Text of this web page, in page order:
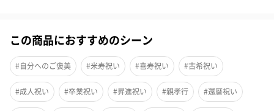
イタリアの木製腕時計「ECOS（エコス）」の木製腕時計
（Ladies' ダークブラウン×ダークブラウン EWS5）です。文
字盤にクリスタルを配し、カラーはダークブラウンを採用したフ
ォーマル感溢れるモデル（中型サイズ）。クラフト紙箱付きでギ
フトにもおすすめ。
この商品におすすめのシーン
#自分へのご褒美 #米寿祝い #喜寿祝い #古希祝い
#成人祝い #卒業祝い #昇進祝い #親孝行 #還暦祝い